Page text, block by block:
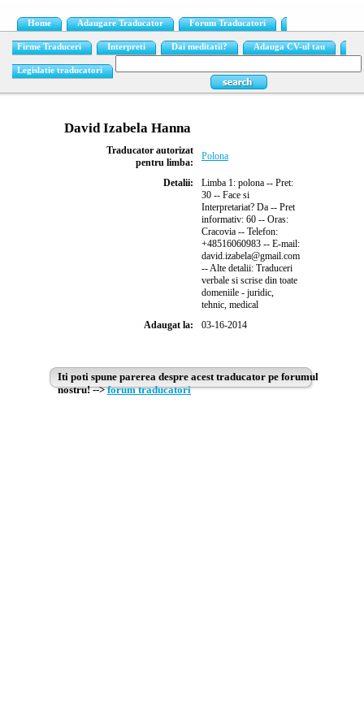
Home Adaugare Traducator Forum Traducatori
Firme Traduceri Interpreti Dai meditatii? Adauga CV-ul tau
Legislatie traducatori
David Izabela Hanna
Traducator autorizat
pentru limba:
Polona
Detalii:
Limba 1: polona -- Pret:
30 -- Face si
Interpretariat? Da -- Pret
informativ: 60 -- Oras:
Cracovia -- Telefon:
+48516060983 -- E-mail:
david.izabela@gmail.com
-- Alte detalii: Traduceri
verbale si scrise din toate
domeniile - juridic,
tehnic, medical
Adaugat la:
03-16-2014
Iti poti spune parerea despre acest traducator pe forumul
nostru! -->forum traducatori